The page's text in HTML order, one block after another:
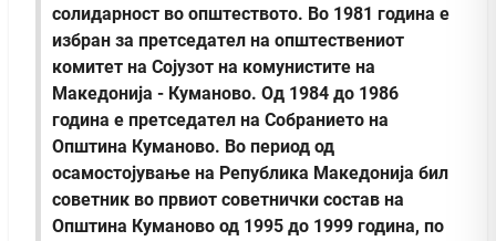
солидарност во општеството. Во 1981 година е
избран за претседател на општествениот
комитет на Сојузот на комунистите на
Македонија - Куманово. Од 1984 до 1986
година е претседател на Собранието на
Општина Куманово. Во период од
осамостојување на Република Македонија бил
советник во првиот советнички состав на
Општина Куманово од 1995 до 1999 година, по